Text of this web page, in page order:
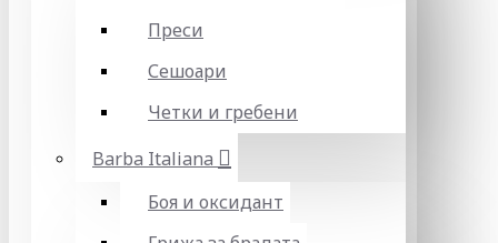
Преси
Сешоари
Четки и гребени
Barba Italiana
Боя и оксидант